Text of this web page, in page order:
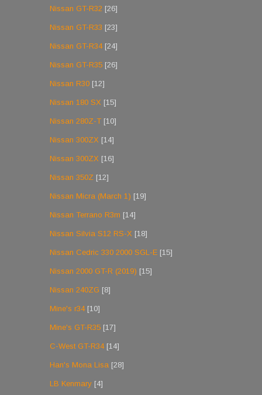
Nissan GT-R32 [26]
Nissan GT-R33 [23]
Nissan GT-R34 [24]
Nissan GT-R35 [26]
Nissan R30 [12]
Nissan 180 SX [15]
Nissan 280Z-T [10]
Nissan 300ZX [14]
Nissan 300ZX [16]
Nissan 350Z [12]
Nissan Micra (March 1) [19]
Nissan Terrano R3m [14]
Nissan Silvia S12 RS-X [18]
Nissan Cedric 330 2000 SGL-E [15]
Nissan 2000 GT-R (2019) [15]
Nissan 240ZG [8]
Mine's r34 [10]
Mine's GT-R35 [17]
C-West GT-R34 [14]
Han's Mona Lisa [28]
LB Kenmary [4]